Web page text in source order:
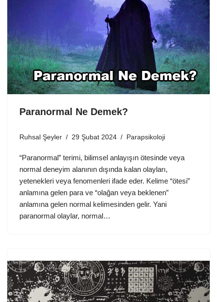
Paranormal Ne Demek?
Ruhsal Şeyler 29 Şubat 2024 Parapsikoloji
“Paranormal” terimi, bilimsel anlayışın ötesinde veya
normal deneyim alanının dışında kalan olayları,
yetenekleri veya fenomenleri ifade eder. Kelime “ötesi”
anlamına gelen para ve “olağan veya beklenen”
anlamına gelen normal kelimesinden gelir. Yani
paranormal olaylar, normal…